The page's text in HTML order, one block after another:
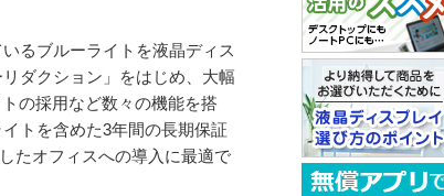
るブルーライトを液晶ディス
ダクション」をはじめ、大幅
の採用など数々の機能を搭
トを含めた3年間の長期保証
たオフィスへの導入に最適で